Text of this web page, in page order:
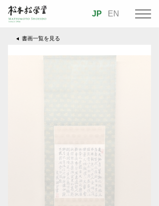
JP EN
書画一覧を見る